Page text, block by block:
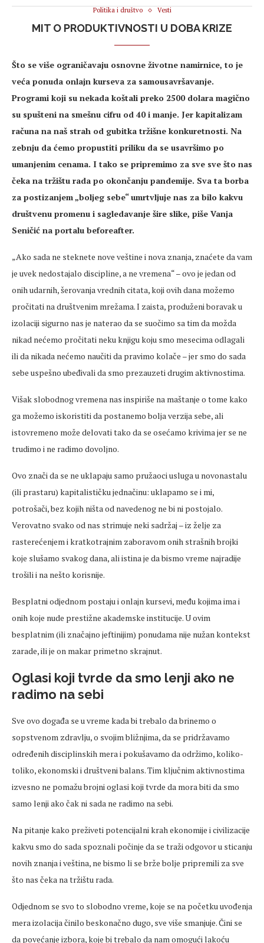
Politika i društvo Vesti
MIT O PRODUKTIVNOSTI U DOBA KRIZE
Što se više ograničavaju osnovne životne namirnice, to je
veća ponuda onlajn kurseva za samousavršavanje.
Programi koji su nekada koštali preko 2500 dolara magično
su spušteni na smešnu cifru od 40 i manje. Jer kapitalizam
računa na naš strah od gubitka tržišne konkuretnosti. Na
zebnju da ćemo propustiti priliku da se usavršimo po
umanjenim cenama. I tako se pripremimo za sve sve što nas
čeka na tržištu rada po okončanju pandemije. Sva ta borba
za postizanjem „boljeg sebe“ umrtvljuje nas za bilo kakvu
društvenu promenu i sagledavanje šire slike, piše Vanja
Seničić na portalu beforeafter.
„Ako sada ne steknete nove veštine i nova znanja, znaćete da vam
je uvek nedostajalo discipline, a ne vremena“ – ovo je jedan od
onih udarnih, šerovanja vrednih citata, koji ovih dana možemo
pročitati na društvenim mrežama. I zaista, produženi boravak u
izolaciji sigurno nas je naterao da se suočimo sa tim da možda
nikad nećemo pročitati neku knjigu koju smo mesecima odlagali
ili da nikada nećemo naučiti da pravimo kolače – jer smo do sada
sebe uspešno ubeđivali da smo prezauzeti drugim aktivnostima.
Višak slobodnog vremena nas inspiriše na maštanje o tome kako
ga možemo iskoristiti da postanemo bolja verzija sebe, ali
istovremeno može delovati tako da se osećamo krivima jer se ne
trudimo i ne radimo dovoljno.
Ovo znači da se ne uklapaju samo pružaoci usluga u novonastalu
(ili prastaru) kapitalističku jednačinu: uklapamo se i mi,
potrošači, bez kojih ništa od navedenog ne bi ni postojalo.
Verovatno svako od nas strimuje neki sadržaj – iz želje za
rasterećenjem i kratkotrajnim zaboravom onih strašnih brojki
koje slušamo svakog dana, ali istina je da bismo vreme najradije
trošili i na nešto korisnije.
Besplatni odjednom postaju i onlajn kursevi, među kojima ima i
onih koje nude prestižne akademske institucije. U ovim
besplatnim (ili značajno jeftinijim) ponudama nije nužan kontekst
zarade, ili je on makar primetno skrajnut.
Oglasi koji tvrde da smo lenji ako ne
radimo na sebi
Sve ovo događa se u vreme kada bi trebalo da brinemo o
sopstvenom zdravlju, o svojim bližnjima, da se pridržavamo
određenih disciplinskih mera i pokušavamo da održimo, koliko-
toliko, ekonomski i društveni balans. Tim ključnim aktivnostima
izvesno ne pomažu brojni oglasi koji tvrde da mora biti da smo
samo lenji ako čak ni sada ne radimo na sebi.
Na pitanje kako preživeti potencijalni krah ekonomije i civilizacije
kakvu smo do sada spoznali počinje da se traži odgovor u sticanju
novih znanja i veština, ne bismo li se brže bolje pripremili za sve
što nas čeka na tržištu rada.
Odjednom se svo to slobodno vreme, koje se na početku uvođenja
mera izolacija činilo beskonačno dugo, sve više smanjuje. Čini se
da povećanje izbora, koje bi trebalo da nam omogući lakoću